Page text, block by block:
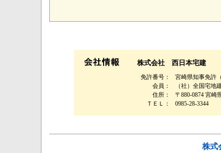
株式会社 西日本宅建
免許番号：
宮崎県知事免許
会員：
（社）全国宅地
住所：
〒880-0874 宮崎
ＴＥＬ：
0985-28-3344
株式